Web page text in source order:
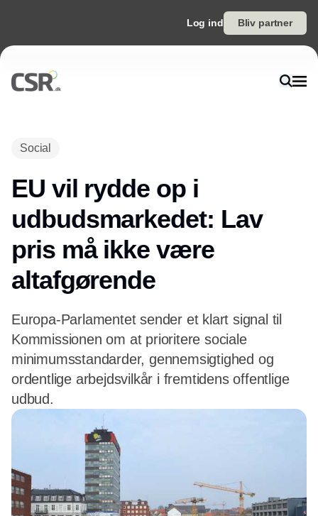
Log ind Bliv partner
Social
EU vil rydde op i
udbudsmarkedet: Lav
pris må ikke være
altafgørende
Europa-Parlamentet sender et klart signal til
Kommissionen om at prioritere sociale
minimumsstandarder, gennemsigtighed og
ordentlige arbejdsvilkår i fremtidens offentlige
udbud.